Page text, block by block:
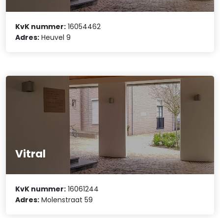
KvK nummer: 16054462
Adres: Heuvel 9
Vitral
KvK nummer: 16061244
Adres: Molenstraat 59